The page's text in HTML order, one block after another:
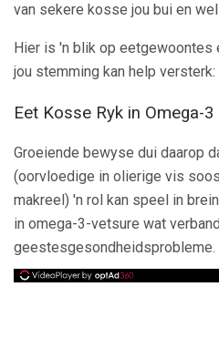
van sekere kosse jou bui en
Hier is 'n blik op
jou stemming kan help versterk:
Eet Kosse Ryk in Omega-
Groeiende bewyse dui daarop
(oorvloedige in olierige vis
makreel) 'n rol kan speel in
in omega-3-vetsure wat
geestesgesondheidsprobleme.